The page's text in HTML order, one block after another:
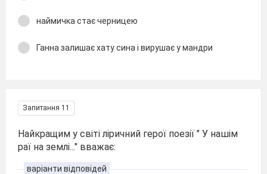
наймичка стає черницею
Ганна залишає хату сина і вирушає у мандри
Запитання 11
Найкращим у світі ліричний герої поезії " У нашім
раї на землі..." вважає:
варіанти відповідей